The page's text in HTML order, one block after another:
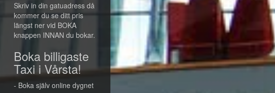
Skriv in din gatuadress då
kommer du se ditt pris
längst ner vid BOKA
knappen INNAN du bokar.
Boka billigaste
Taxi i Vårsta!
- Boka själv online dygnet